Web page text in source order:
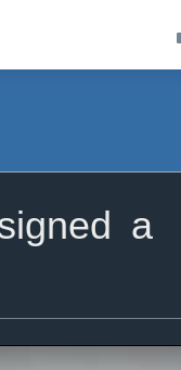
a